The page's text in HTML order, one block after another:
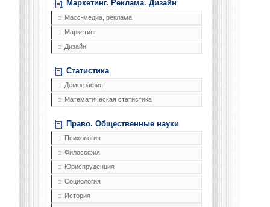
Маркетинг. Реклама. Дизайн
Масс-медиа, реклама
Маркетинг
Дизайн
Статистика
Демография
Математическая статистика
Право. Общественные науки
Психология
Философия
Юриспруденция
Социология
История